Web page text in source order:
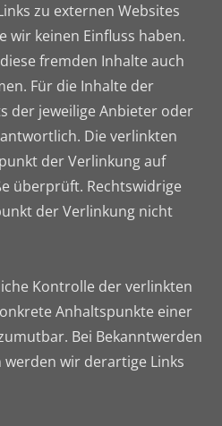
zu externen Websites
wir keinen Einfluss haben.
fremden Inhalte auch
Für die Inhalte der
der jeweilige Anbieter oder
Die verlinkten
der Verlinkung auf
überprüft. Rechtswidrige
der Verlinkung nicht
Kontrolle der verlinkten
Anhaltspunkte einer
Bei Bekanntwerden
wir derartige Links